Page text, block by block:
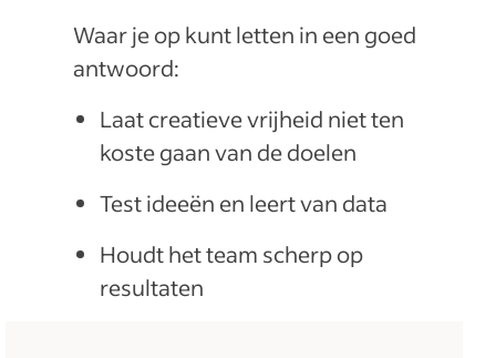
Waar je op kunt letten in een goed
antwoord:
Laat creatieve vrijheid niet ten
koste gaan van de doelen
Test ideeën en leert van data
Houdt het team scherp op
resultaten